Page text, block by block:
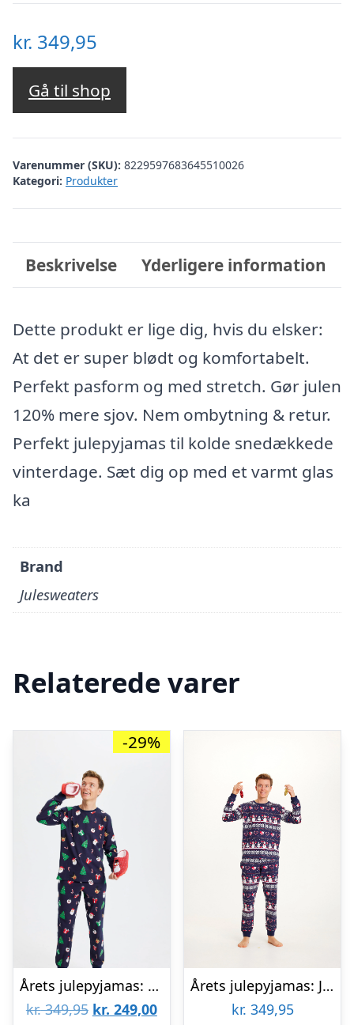
kr. 349,95
Gå til shop
Varenummer (SKU): 8229597683645510026
Kategori: Produkter
Beskrivelse Yderligere information
Dette produkt er lige dig, hvis du elsker:
At det er super blødt og komfortabelt.
Perfekt pasform og med stretch. Gør julen
120% mere sjov. Nem ombytning & retur.
Perfekt julepyjamas til kolde snedækkede
vinterdage. Sæt dig op med et varmt glas
ka
Brand
Julesweaters
Relaterede varer
-29%
Årets julepyjamas: Christmas Cute Pyjamas – herre / mænd.
kr.349,95 Den
kr. 249,00Den
Årets julepyjamas: Julehjerte Pyjamas – herre / mænd.
kr. 349,95